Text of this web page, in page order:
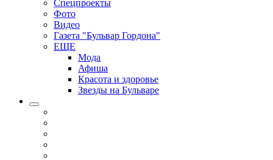
Спецпроекты
Фото
Видео
Газета "Бульвар Гордона"
ЕЩЕ
Мода
Афиша
Красота и здоровье
Звезды на Бульваре